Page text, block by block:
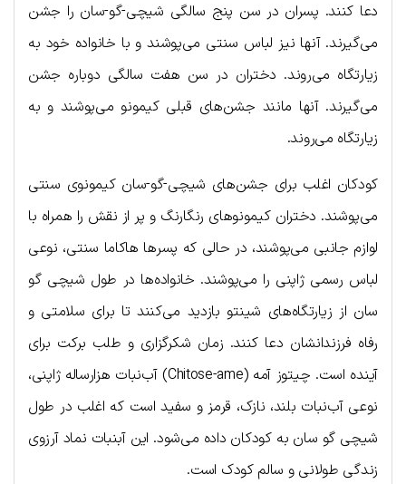
دعا کنند. پسران در سن پنج سالگی شیچی-گو-سان را جشن
می‌گیرند. آنها نیز لباس سنتی می‌پوشند و با خانواده خود به
زیارتگاه می‌روند. دختران در سن هفت سالگی دوباره جشن
می‌گیرند. آنها مانند جشن‌های قبلی کیمونو می‌پوشند و به
زیارتگاه می‌روند.
کودکان اغلب برای جشن‌های شیچی-گو-سان کیمونوی سنتی
می‌پوشند. دختران کیمونوهای رنگارنگ و پر از نقش را همراه با
لوازم جانبی می‌پوشند، در حالی که پسرها هاکاما سنتی، نوعی
لباس رسمی ژاپنی را می‌پوشند. خانواده‌ها در طول شیچی گو
سان از زیارتگاه‌های شینتو بازدید می‌کنند تا برای سلامتی و
رفاه فرزندانشان دعا کنند. زمان شکرگزاری و طلب برکت برای
آینده است. چیتوز آمه (Chitose-ame) آب‌نبات هزار‌ساله ژاپنی،
نوعی آب‌نبات بلند، نازک، قرمز و سفید است که اغلب در طول
شیچی گو سان به کودکان داده می‌شود. این آبنبات نماد آرزوی
زندگی طولانی و سالم کودک است.